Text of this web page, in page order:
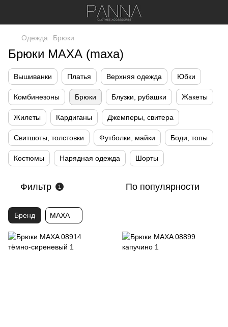
Одежда Брюки
Брюки МАХА (maxa)
Вышиванки Платья Верхняя одежда Юбки
Комбинезоны Брюки Блузки, рубашки Жакеты
Жилеты Кардиганы Джемперы, свитера
Свитшоты, толстовки Футболки, майки Боди, топы
Костюмы Нарядная одежда Шорты
Фильтр 1 По популярности
Бренд МАХА